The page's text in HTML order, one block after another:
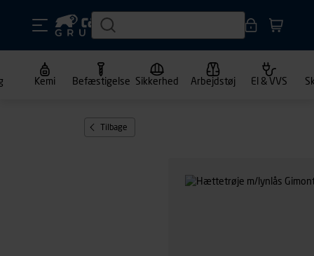
Kemi Befæstigelse Sikkerhed Arbejdstøj El & VVS
Tilbage